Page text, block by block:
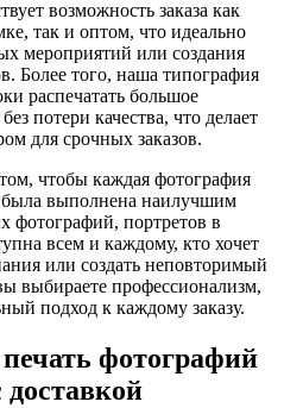
возможность заказа как
так и оптом, что идеально
мероприятий или создания
Более того, наша типография
распечатать большое
потери качества, что делает
для срочных заказов.
чтобы каждая фотография
была выполнена наилучшим
фотографий, портретов в
всем и каждому, кто хочет
или создать неповторимый
выбираете профессионализм,
подход к каждому заказу.
фотографий
доставкой